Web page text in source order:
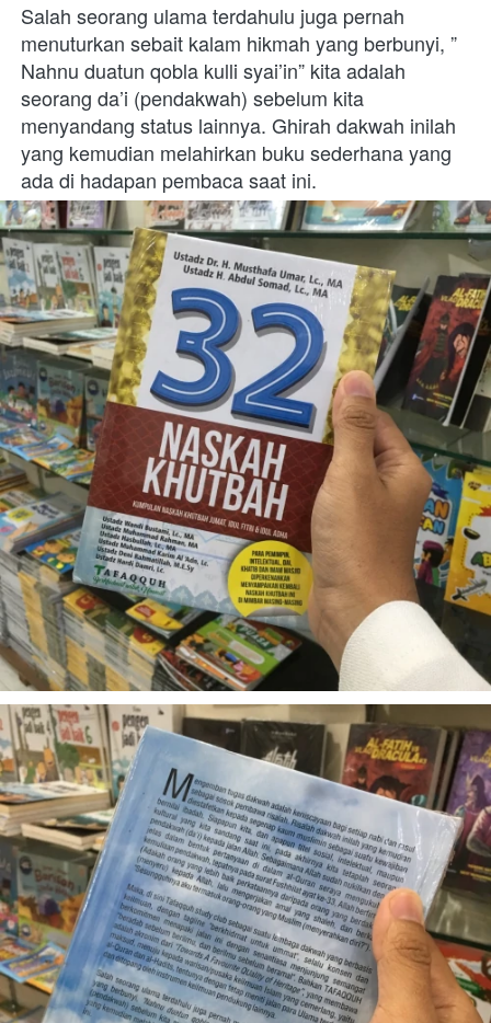
Salah seorang ulama terdahulu juga pernah
menuturkan sebait kalam hikmah yang berbunyi, ”
Nahnu duatun qobla kulli syai’in” kita adalah
seorang da’i (pendakwah) sebelum kita
menyandang status lainnya. Ghirah dakwah inilah
yang kemudian melahirkan buku sederhana yang
ada di hadapan pembaca saat ini.